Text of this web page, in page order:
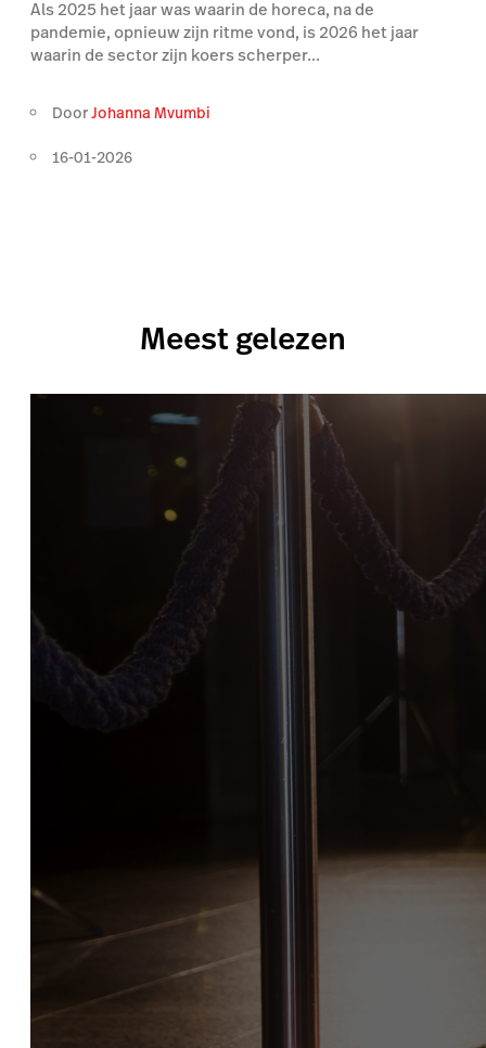
Als 2025 het jaar was waarin de horeca, na de
pandemie, opnieuw zijn ritme vond, is 2026 het jaar
waarin de sector zijn koers scherper...
DoorJohanna Mvumbi
16-01-2026
Meest gelezen